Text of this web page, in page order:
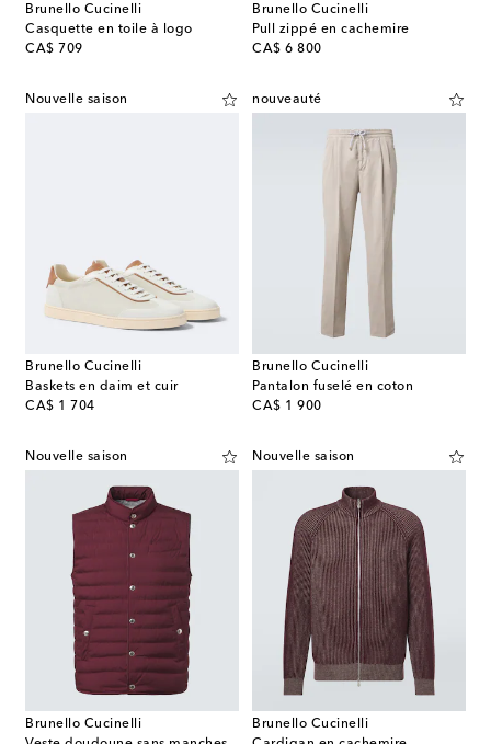
Brunello Cucinelli
Casquette en toile à logo
CA$ 709
original price
Brunello Cucinelli
Pull zippé en cachemire
CA$ 6 800
original price
Nouvelle saison
Brunello Cucinelli
Baskets en daim et cuir
CA$ 1 704
original price
nouveauté
Brunello Cucinelli
Pantalon fuselé en coton
CA$ 1 900
original price
Nouvelle saison
Brunello Cucinelli
Nouvelle saison
Brunello Cucinelli